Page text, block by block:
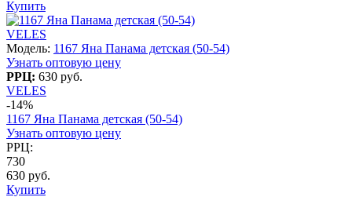
Купить
VELES
Модель: 1167 Яна Панама детская (50-54)
Узнать оптовую цену
РРЦ: 630 руб.
VELES
-14%
1167 Яна Панама детская (50-54)
Узнать оптовую цену
РРЦ:
730
630 руб.
Купить